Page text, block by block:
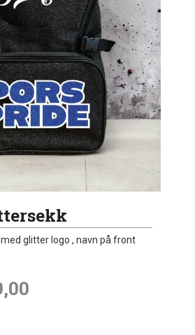
glitter logo , navn på front